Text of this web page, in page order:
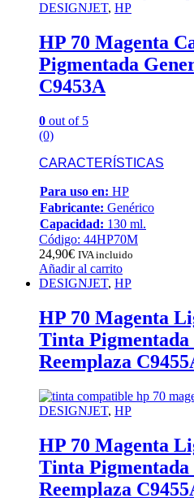
DESIGNJET, HP
HP 70 Magenta
Pigmentada
C9453A
0 out of 5
(0)
CARACTERÍSTICAS
Para uso en: HP
Fabricante: Genérico
Capacidad: 130 ml.
Código: 44HP70M
24,90€ IVA incluido
Añadir al carrito
DESIGNJET, HP
HP 70 Magenta
Tinta Pigmentada
Reemplaza
DESIGNJET, HP
HP 70 Magenta
Tinta Pigmentada
Reemplaza